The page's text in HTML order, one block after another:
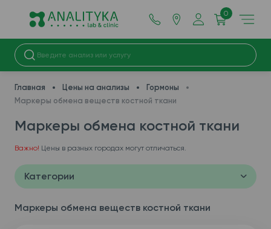
0
Главная Цены на анализы
Гормоны
Маркеры обмена веществ костной ткани
Маркеры обмена костной ткани
Важно! Цены в разных городах могут отличаться.
Категории
Маркеры обмена веществ костной ткани